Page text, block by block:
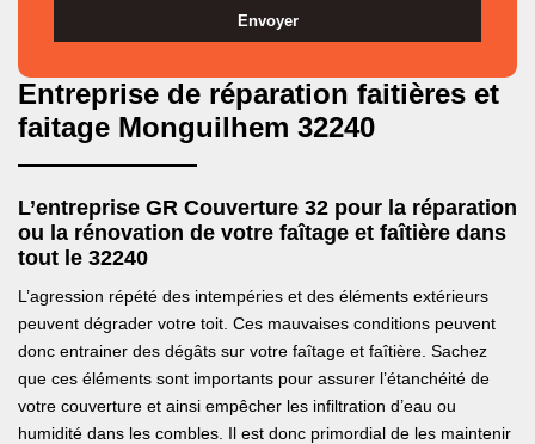
Entreprise de réparation faitières et
faitage Monguilhem 32240
L’entreprise GR Couverture 32 pour la réparation
ou la rénovation de votre faîtage et faîtière dans
tout le 32240
L’agression répété des intempéries et des éléments extérieurs
peuvent dégrader votre toit. Ces mauvaises conditions peuvent
donc entrainer des dégâts sur votre faîtage et faîtière. Sachez
que ces éléments sont importants pour assurer l’étanchéité de
votre couverture et ainsi empêcher les infiltration d’eau ou
humidité dans les combles. Il est donc primordial de les maintenir